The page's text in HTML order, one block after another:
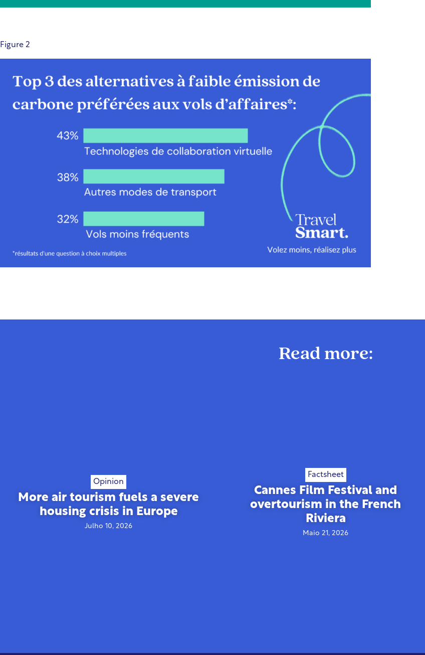
Figure 2
Read more:
Opinion
More air tourism fuels a severe
housing crisis in Europe
Julho 10, 2026
Factsheet
Cannes Film Festival and
overtourism in the French
Riviera
Maio 21, 2026